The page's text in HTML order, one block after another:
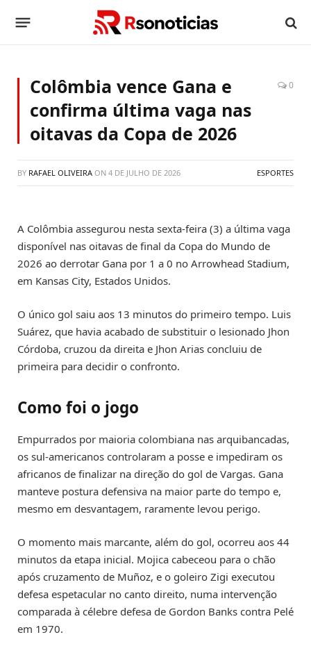
Colômbia vence Gana e
confirma última vaga nas
oitavas da Copa de 2026
0
BY RAFAEL OLIVEIRA ON 4 DE JULHO DE 2026 ESPORTES
A Colômbia assegurou nesta sexta-feira (3) a última vaga
disponível nas oitavas de final da Copa do Mundo de
2026 ao derrotar Gana por 1 a 0 no Arrowhead Stadium,
em Kansas City, Estados Unidos.
O único gol saiu aos 13 minutos do primeiro tempo. Luis
Suárez, que havia acabado de substituir o lesionado Jhon
Córdoba, cruzou da direita e Jhon Arias concluiu de
primeira para decidir o confronto.
Como foi o jogo
Empurrados por maioria colombiana nas arquibancadas,
os sul-americanos controlaram a posse e impediram os
africanos de finalizar na direção do gol de Vargas. Gana
manteve postura defensiva na maior parte do tempo e,
mesmo em desvantagem, raramente levou perigo.
O momento mais marcante, além do gol, ocorreu aos 44
minutos da etapa inicial. Mojica cabeceou para o chão
após cruzamento de Muñoz, e o goleiro Zigi executou
defesa espetacular no canto direito, numa intervenção
comparada à célebre defesa de Gordon Banks contra Pelé
em 1970.